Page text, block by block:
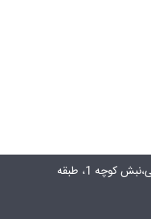
اصفهان،بزرگمهر ،ابتدای هشت بهشت شرقی،نبش کوچه 1، طبقه